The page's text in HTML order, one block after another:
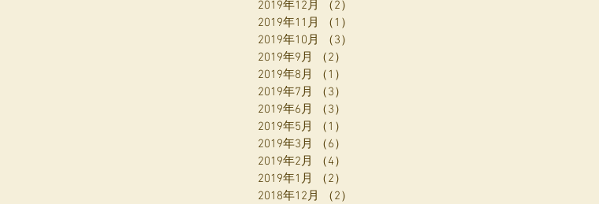
2019年12月
（2）
2019年11月
（1）
2019年10月
（3）
2019年9月
（2）
2019年8月
（1）
2019年7月
（3）
2019年6月
（3）
2019年5月
（1）
2019年3月
（6）
2019年2月
（4）
2019年1月
（2）
2018年12月
（2）